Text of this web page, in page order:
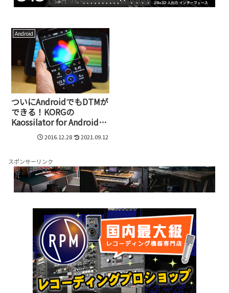
Android
ついにAndroidでもDTMが
できる！KORGの
Kaossilator for Androidで
誰でもミュージシャン！
2016.12.28 2021.09.12
スポンサーリンク